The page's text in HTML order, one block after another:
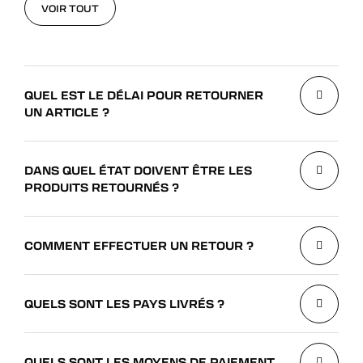
VOIR TOUT
QUEL EST LE DÉLAI POUR RETOURNER
UN ARTICLE ?
DANS QUEL ÉTAT DOIVENT ÊTRE LES
PRODUITS RETOURNÉS ?
COMMENT EFFECTUER UN RETOUR ?
QUELS SONT LES PAYS LIVRÉS ?